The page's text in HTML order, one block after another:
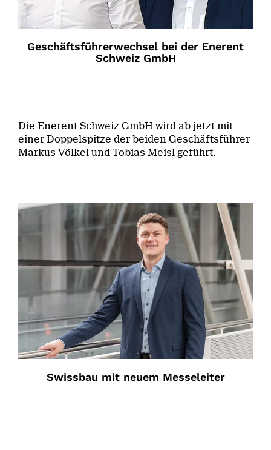
Geschäftsführerwechsel bei der Enerent
Schweiz GmbH
Die Enerent Schweiz GmbH wird ab jetzt mit
einer Doppelspitze der beiden Geschäftsführer
Markus Völkel und Tobias Meisl geführt.
Swissbau mit neuem Messeleiter